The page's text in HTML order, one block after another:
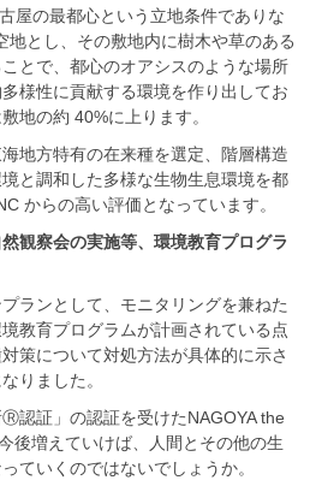
屋の最都心という立地条件でありな
とし、その敷地内に樹木や草のある
とで、都心のオアシスのような場所
様性に貢献する環境を作り出してお
地の約 40%に上ります。
地方特有の在来種を選定、階層構造
と調和した多様な生物生息環境を都
からの高い評価となっています。
観察会の実施等、環境教育プログラ
ランとして、モニタリングを兼ねた
教育プログラムが計画されている点
策について対処方法が具体的に示さ
りました。
認証」の認証を受けたNAGOYA the
後増えていけば、人間とその他の生
ていくのではないでしょうか。